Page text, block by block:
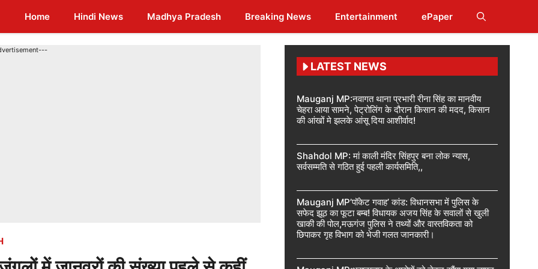
Home Hindi News Madhya Pradesh Breaking News Entertainment ePaper
LATEST NEWS
Mauganj MP:नवागत थाना प्रभारी रीना सिंह का मानवीय
चेहरा आया सामने, पेट्रोलिंग के दौरान किसान की मदद, किसान
की आंखों मे झलके आंसू दिया आशीर्वाद!
Shahdol MP: मां काली मंदिर सिंहपुर बना लोक न्यास,
सर्वसम्मति से गठित हुई पहली कार्यसमिति,,
Mauganj MP’पॉकेट गवाह’ कांड: विधानसभा में पुलिस के
सफेद झूठ का फूटा बम्ब! विधायक अजय सिंह के सवालों से खुली
खाकी की पोल,मऊगंज पुलिस ने तथ्यों और वास्तविकता को
छिपाकर गृह विभाग को भेजी गलत जानकारी।